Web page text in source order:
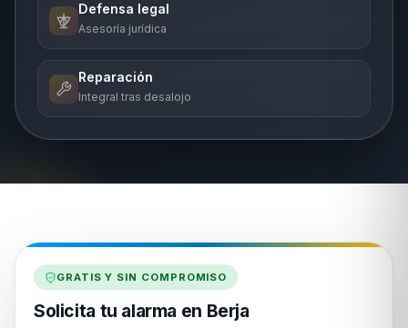
Defensa legal
Asesoría jurídica
Reparación
Integral tras desalojo
GRATIS Y SIN COMPROMISO
Solicita tu alarma en Berja